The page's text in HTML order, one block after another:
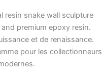
resin snake wall sculpture
premium epoxy resin.
et de renaissance.
pour les collectionneurs